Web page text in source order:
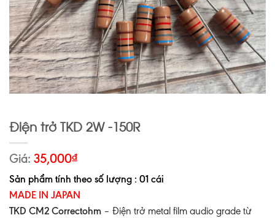
Điện trở TKD 2W -150R
Giá: 35,000₫
Sản phẩm tính theo số lượng : 01 cái
MADE IN JAPAN
TKD CM2 Correctohm – Điện trở metal film audio grade từ